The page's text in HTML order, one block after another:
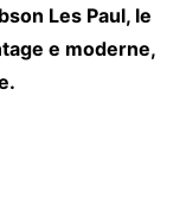
Les Paul, le
e moderne,